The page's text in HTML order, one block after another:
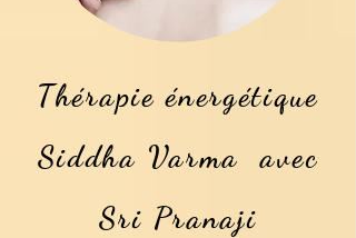
Thérapie énergétique
Siddha Varma avec
Sri Pranaji